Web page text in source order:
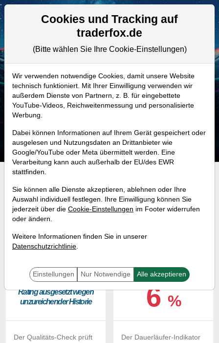
Aktien- und Artikelsuche
A3DS0P | 6XC–Soleno
Therapeutics Aktie
Realtime-Aktienkurs:
- - -
-
Kaufempfehlung?
Ist die Aktie von Soleno
Liegenlassen geeignet?
Ra­ting aus­ge­setzt we­gen
un­zu­rei­chen­der His­to­rie
Der Qualitäts-Check prüft
6%
Der Dauerläufer-Indikator
Cookies und Tracking auf
traderfox.de
(Bitte wählen Sie Ihre Cookie-Einstellungen)
Wir verwenden notwendige Cookies, damit unsere Website
technisch funktioniert. Mit Ihrer Einwilligung verwenden wir
außerdem Dienste von Partnern, z. B. für eingebettete
YouTube-Videos, Reichweitenmessung und personalisierte
Werbung.
Dabei können Informationen auf Ihrem Gerät gespeichert oder
ausgelesen und Nutzungsdaten an Drittanbieter wie
Google/YouTube oder Meta übermittelt werden. Eine
Verarbeitung kann auch außerhalb der EU/des EWR
stattfinden.
Sie können alle Dienste akzeptieren, ablehnen oder Ihre
Auswahl individuell festlegen. Ihre Einwilligung können Sie
jederzeit über die Cookie-Einstellungen im Footer widerrufen
oder ändern.
Weitere Informationen finden Sie in unserer
Datenschutzrichtlinie.
Einstellungen Nur Notwendige Alle akzeptieren